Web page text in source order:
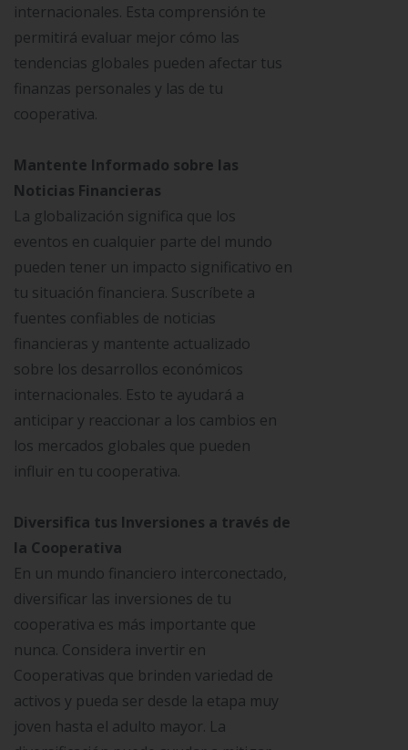
internacionales. Esta comprensión te
permitirá evaluar mejor cómo las
tendencias globales pueden afectar tus
finanzas personales y las de tu
cooperativa.
Mantente Informado sobre las
Noticias Financieras
La globalización significa que los
eventos en cualquier parte del mundo
pueden tener un impacto significativo en
tu situación financiera. Suscríbete a
fuentes confiables de noticias
financieras y mantente actualizado
sobre los desarrollos económicos
internacionales. Esto te ayudará a
anticipar y reaccionar a los cambios en
los mercados globales que pueden
influir en tu cooperativa.
Diversifica tus Inversiones a través de
la Cooperativa
En un mundo financiero interconectado,
diversificar las inversiones de tu
cooperativa es más importante que
nunca. Considera invertir en
Cooperativas que brinden variedad de
activos y pueda ser desde la etapa muy
joven hasta el adulto mayor. La